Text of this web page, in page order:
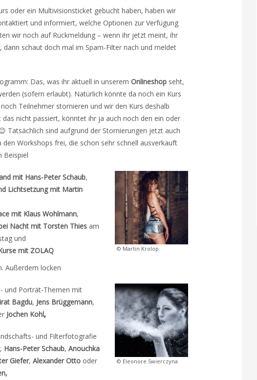
oder ein Multivisionsticket gebucht haben, haben wir
und informiert, welche Optionen zur Verfügung
wir noch auf Rückmeldung – wenn ihr jetzt meint, ihr
dann schaut doch mal im Spam-Filter nach und meldet
Das, was ihr aktuell in unserem Onlineshop seht,
(sofern erlaubt). Natürlich könnte da noch ein Kurs
Teilnehmer stornieren und wir den Kurs deshalb
das nicht passiert, könntet ihr ja auch noch den ein oder
Tatsächlich sind aufgrund der Stornierungen jetzt auch
den Workshops frei, die schon sehr schnell ausverkauft
Beispiel
mit Hans-Peter Schaub,
© Martin Krolop
Lichtsetzung mit Martin
mit Klaus Wohlmann,
Nacht mit Torsten Thies am
und
mit ZOLAQ
Außerdem locken
© Eleonore Swierczyna
und Porträt-Themen mit
Bagdu, Jens Brüggemann,
Jochen Kohl,
und Filterfotografie
, Hans-Peter Schaub, Anouchka
Giefer, Alexander Otto oder